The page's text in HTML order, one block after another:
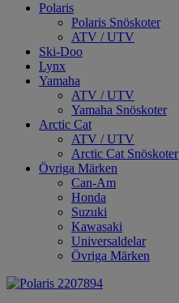
Polaris
Polaris Snöskoter
ATV / UTV
Ski-Doo
Lynx
Yamaha
ATV / UTV
Yamaha Snöskoter
Arctic Cat
ATV / UTV
Arctic Cat Snöskoter
Övriga Märken
Can-Am
Honda
Suzuki
Kawasaki
Universaldelar
Övriga Märken